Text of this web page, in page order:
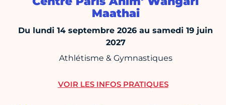
Maathai
Du lundi 14 septembre 2026 au samedi 19 juin
2027
Athlétisme & Gymnastiques
VOIR LES INFOS PRATIQUES